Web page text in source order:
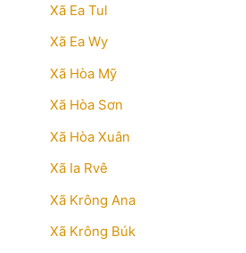
Xã Ea Tul
Xã Ea Wy
Xã Hòa Mỹ
Xã Hòa Sơn
Xã Hòa Xuân
Xã Ia Rvê
Xã Krông Ana
Xã Krông Búk